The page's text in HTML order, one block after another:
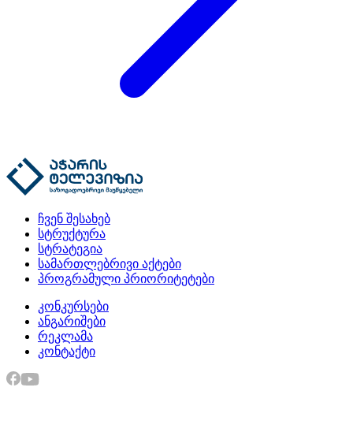
ჩვენ შესახებ
სტრუქტურა
სტრატეგია
სამართლებრივი აქტები
პროგრამული პრიორიტეტები
კონკურსები
ანგარიშები
რეკლამა
კონტაქტი